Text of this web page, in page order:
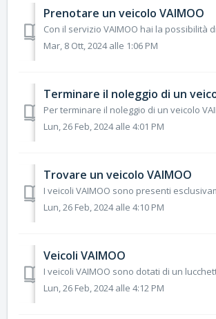
Prenotare un veicolo VAIMOO
Mar, 8 Ott, 2024 alle 1:06 PM
Terminare il noleggio di un
Lun, 26 Feb, 2024 alle 4:01 PM
Trovare un veicolo VAIMOO
Lun, 26 Feb, 2024 alle 4:10 PM
Veicoli VAIMOO
Lun, 26 Feb, 2024 alle 4:12 PM